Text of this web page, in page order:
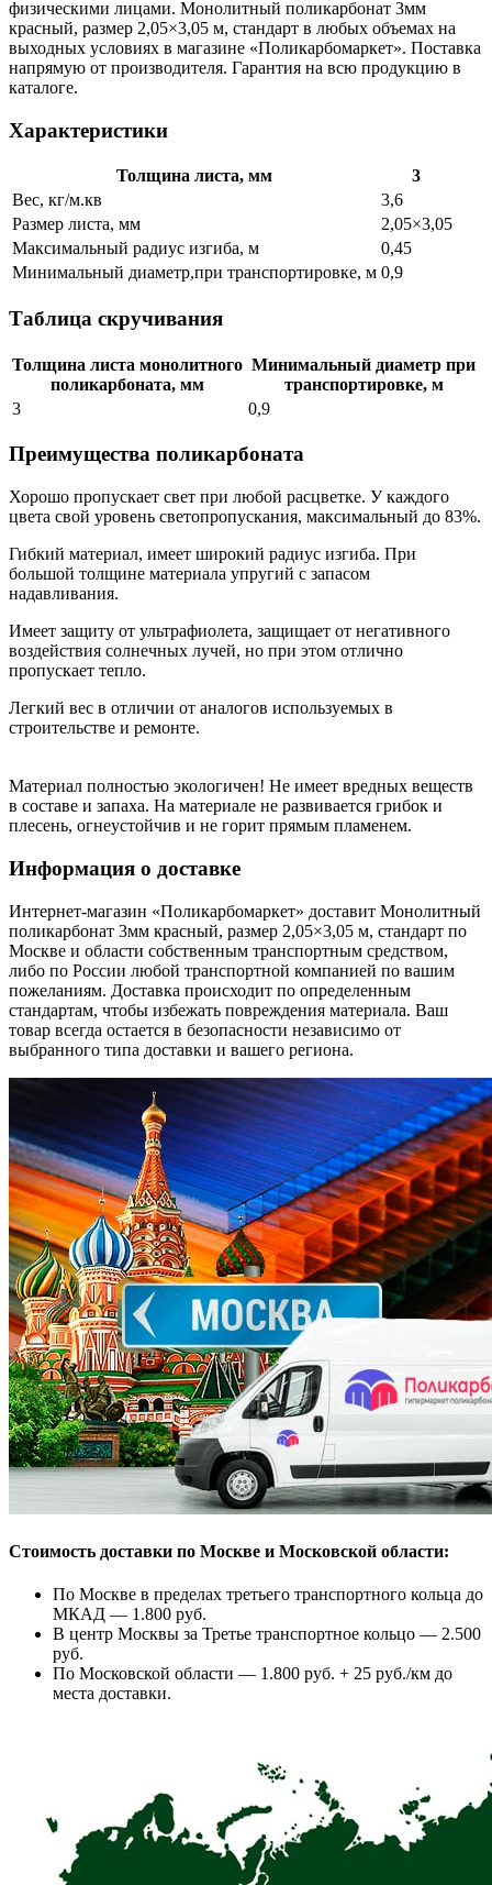
физическими лицами. Монолитный поликарбонат 3мм
красный, размер 2,05×3,05 м, стандарт в любых объемах на
выходных условиях в магазине «Поликарбомаркет». Поставка
напрямую от производителя. Гарантия на всю продукцию в
каталоге.
Характеристики
Толщина листа, мм
3
Вес, кг/м.кв
3,6
Размер листа, мм
2,05×3,05
Максимальный радиус изгиба, м
0,45
Минимальный диаметр,при транспортировке, м 0,9
Таблица скручивания
Толщина листа монолитного
поликарбоната, мм
Минимальный диаметр при
транспортировке, м
3
0,9
Преимущества поликарбоната
Хорошо пропускает свет при любой расцветке. У каждого
цвета свой уровень светопропускания, максимальный до 83%.
Гибкий материал, имеет широкий радиус изгиба. При
большой толщине материала упругий с запасом
надавливания.
Имеет защиту от ультрафиолета, защищает от негативного
воздействия солнечных лучей, но при этом отлично
пропускает тепло.
Легкий вес в отличии от аналогов используемых в
строительстве и ремонте.
Материал полностью экологичен! Не имеет вредных веществ
в составе и запаха. На материале не развивается грибок и
плесень, огнеустойчив и не горит прямым пламенем.
Информация о доставке
Интернет-магазин «Поликарбомаркет» доставит Монолитный
поликарбонат 3мм красный, размер 2,05×3,05 м, стандарт по
Москве и области собственным транспортным средством,
либо по России любой транспортной компанией по вашим
пожеланиям. Доставка происходит по определенным
стандартам, чтобы избежать повреждения материала. Ваш
товар всегда остается в безопасности независимо от
выбранного типа доставки и вашего региона.
Стоимость доставки по Москве и Московской области:
По Москве в пределах третьего транспортного кольца до
МКАД — 1.800 руб.
В центр Москвы за Третье транспортное кольцо — 2.500
руб.
По Московской области — 1.800 руб. + 25 руб./км до
места доставки.